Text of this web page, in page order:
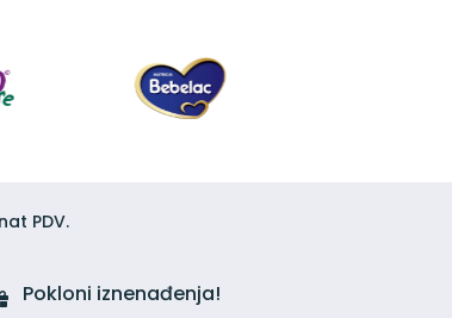
PDV.
Pokloni iznenađenja!